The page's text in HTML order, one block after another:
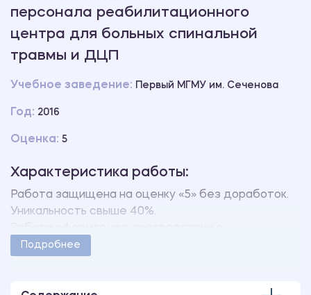
персонала реабилитационного
центра для больных спинальной
травмы и ДЦП
Учебное заведение: Первый МГМУ им. Сеченова
Год: 2016
Оценка: 5
Характеристика работы:
Работа защищена на оценку «5» без доработок.
Уникальность свыше 40%.
методическими указаниями учебного заведения.
Подробнее